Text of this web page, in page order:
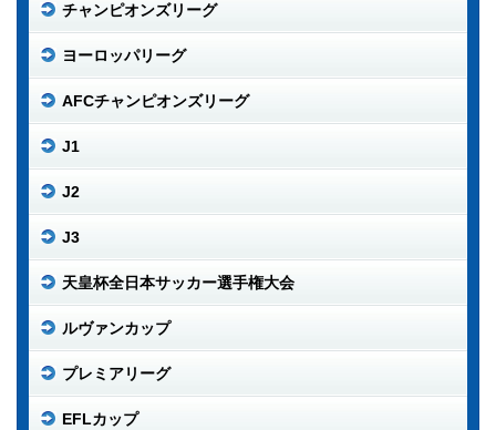
チャンピオンズリーグ
ヨーロッパリーグ
AFCチャンピオンズリーグ
J1
J2
J3
天皇杯全日本サッカー選手権大会
ルヴァンカップ
プレミアリーグ
EFLカップ